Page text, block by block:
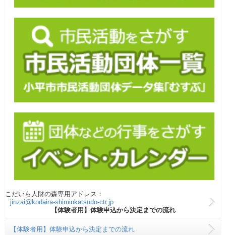
こだいら人財の森専用アドレス：
jinzai@kodaira-shiminkatsudo-ctr.jp
【体験者用】体験申込から決定までの流れ
【体験者用】体験申込から決定までの流れ